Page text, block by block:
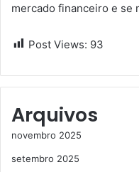
mercado financeiro e se
Post Views: 93
Arquivos
novembro 2025
setembro 2025